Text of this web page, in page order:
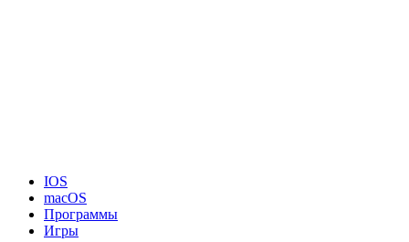
IOS
macOS
Программы
Игры